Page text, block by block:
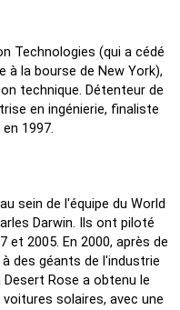
Technologies (qui a cédé
à la bourse de New York),
technique. Détenteur de
en ingénierie, finaliste
1997.
sein de l'équipe du World
Darwin. Ils ont piloté
et 2005. En 2000, après de
des géants de l'industrie
Rose a obtenu le
solaires, avec une